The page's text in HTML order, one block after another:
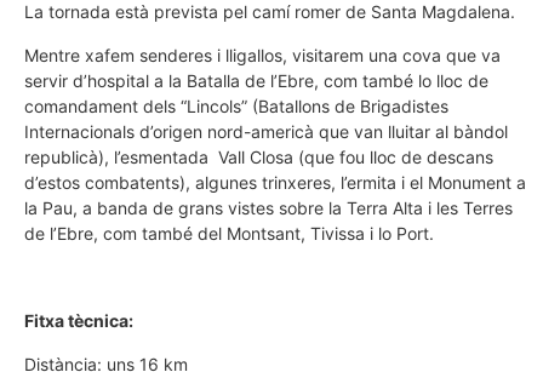
La tornada està prevista pel camí romer de Santa Magdalena.
Mentre xafem senderes i lligallos, visitarem una cova que va
servir d’hospital a la Batalla de l’Ebre, com també lo lloc de
comandament dels “Lincols” (Batallons de Brigadistes
Internacionals d’origen nord-americà que van lluitar al bàndol
republicà), l’esmentada Vall Closa (que fou lloc de descans
d’estos combatents), algunes trinxeres, l’ermita i el Monument a
la Pau, a banda de grans vistes sobre la Terra Alta i les Terres
de l’Ebre, com també del Montsant, Tivissa i lo Port.
Fitxa tècnica:
Distància: uns 16 km